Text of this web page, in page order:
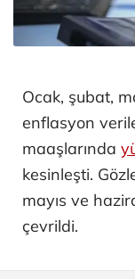
Ocak, şubat,
enflasyon
maaşlarında
kesinleşti.
mayıs ve
çevrildi.